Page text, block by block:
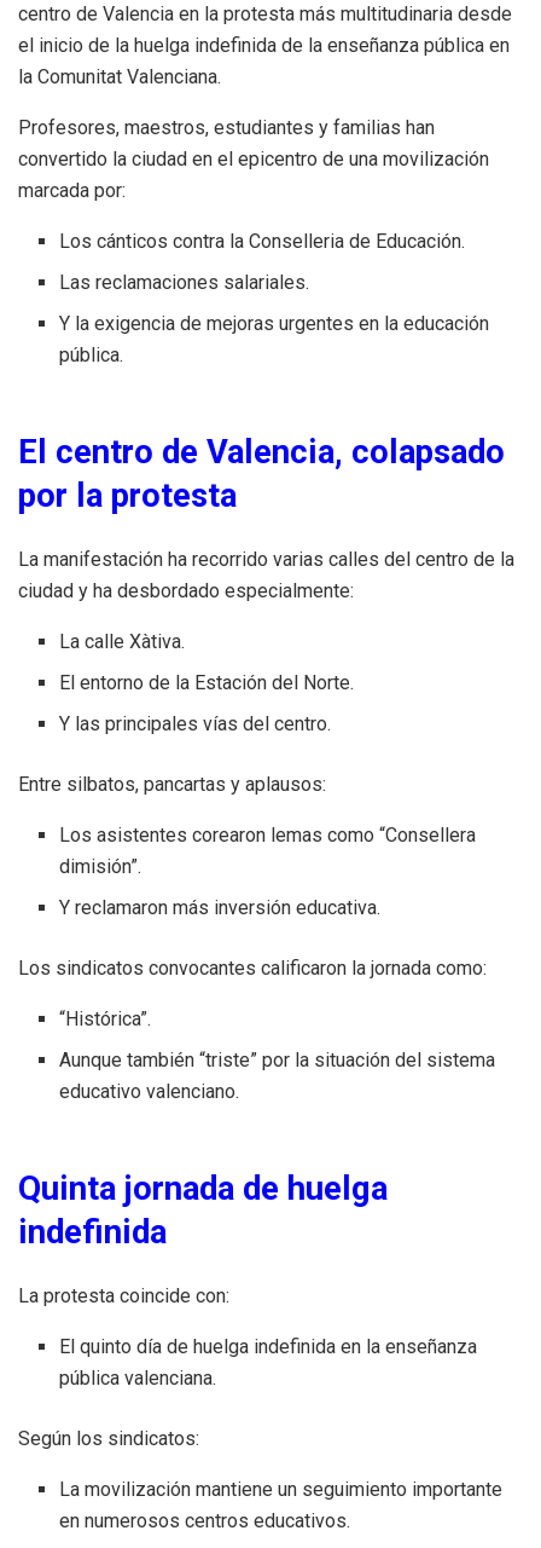
centro de Valencia en la protesta más multitudinaria desde
el inicio de la huelga indefinida de la enseñanza pública en
la Comunitat Valenciana.
Profesores, maestros, estudiantes y familias han
convertido la ciudad en el epicentro de una movilización
marcada por:
Los cánticos contra la Conselleria de Educación.
Las reclamaciones salariales.
Y la exigencia de mejoras urgentes en la educación
pública.
El centro de Valencia, colapsado
por la protesta
La manifestación ha recorrido varias calles del centro de la
ciudad y ha desbordado especialmente:
La calle Xàtiva.
El entorno de la Estación del Norte.
Y las principales vías del centro.
Entre silbatos, pancartas y aplausos:
Los asistentes corearon lemas como “Consellera
dimisión”.
Y reclamaron más inversión educativa.
Los sindicatos convocantes calificaron la jornada como:
“Histórica”.
Aunque también “triste” por la situación del sistema
educativo valenciano.
Quinta jornada de huelga
indefinida
La protesta coincide con:
El quinto día de huelga indefinida en la enseñanza
pública valenciana.
Según los sindicatos:
La movilización mantiene un seguimiento importante
en numerosos centros educativos.